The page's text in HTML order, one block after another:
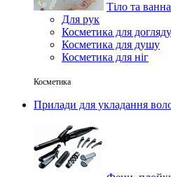
Тіло та ванна
Для рук
Косметика для
Косметика для душу
Косметика для ніг
Косметика
Прилади для укладання